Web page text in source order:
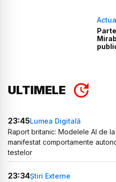
ULTIMELE
23:45Lumea Digitală
Raport britanic: Modelele AI de
manifestat comportamente
testelor
23:34Știri Externe